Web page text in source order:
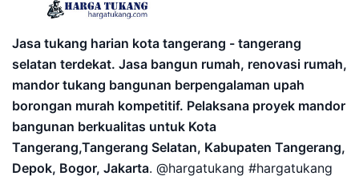
Jasa tukang harian kota tangerang - tangerang
selatan terdekat. Jasa bangun rumah, renovasi rumah,
mandor tukang bangunan berpengalaman upah
borongan murah kompetitif. Pelaksana proyek mandor
bangunan berkualitas untuk Kota
Tangerang,Tangerang Selatan, Kabupaten Tangerang,
Depok, Bogor, Jakarta. @hargatukang #hargatukang